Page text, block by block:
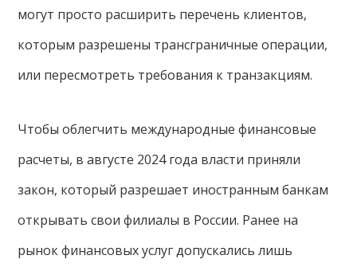
могут просто расширить перечень клиентов,
которым разрешены трансграничные операции,
или пересмотреть требования к транзакциям.
Чтобы облегчить международные финансовые
расчеты, в августе 2024 года власти приняли
закон, который разрешает иностранным банкам
открывать свои филиалы в России. Ранее на
рынок финансовых услуг допускались лишь